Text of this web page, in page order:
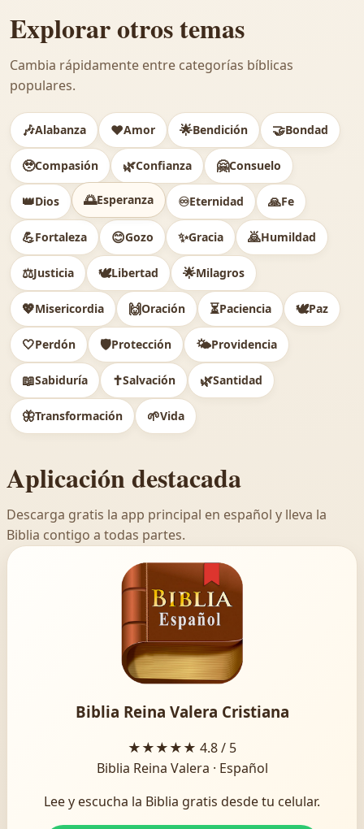
Explorar otros temas
Cambia rápidamente entre categorías bíblicas
populares.
🎶Alabanza ❤️Amor 🌟Bendición 🤝Bondad
🥹Compasión 🌿Confianza 🤗Consuelo
👑Dios 🌅Esperanza ♾️Eternidad 🙏Fe
💪Fortaleza 😊Gozo ✨Gracia 🙇Humildad
⚖️Justicia 🕊Libertad 🌟Milagros
💖Misericordia 🙌Oración ⏳Paciencia 🕊️Paz
🤍Perdón 🛡️Protección 🌤️Providencia
📖Sabiduría ✝️Salvación 🌿Santidad
🦋Transformación 🌱Vida
Aplicación destacada
Descarga gratis la app principal en español y lleva la
Biblia contigo a todas partes.
Biblia Reina Valera Cristiana
★★★★★ 4.8 / 5
Biblia Reina Valera · Español
Lee y escucha la Biblia gratis desde tu celular.